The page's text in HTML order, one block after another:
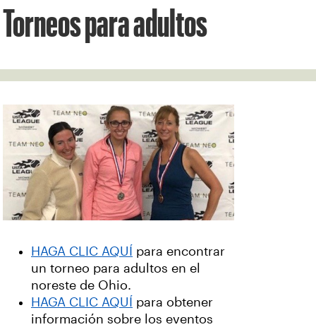
Torneos para adultos
HAGA CLIC AQUÍ
para encontrar
un torneo para adultos en el
noreste de Ohio.
HAGA CLIC AQUÍ
para obtener
información sobre los eventos